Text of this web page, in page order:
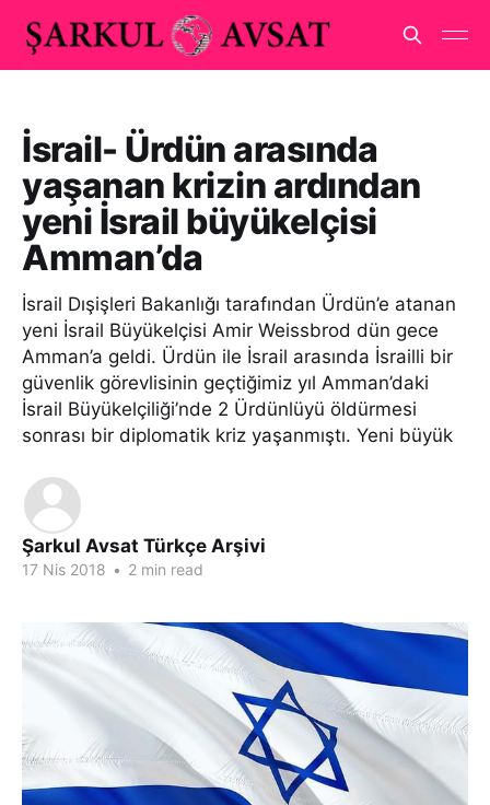
İsrail- Ürdün arasında
yaşanan krizin ardından
yeni İsrail büyükelçisi
Amman’da
İsrail Dışişleri Bakanlığı tarafından Ürdün’e atanan
yeni İsrail Büyükelçisi Amir Weissbrod dün gece
Amman’a geldi. Ürdün ile İsrail arasında İsrailli bir
güvenlik görevlisinin geçtiğimiz yıl Amman’daki
İsrail Büyükelçiliği’nde 2 Ürdünlüyü öldürmesi
sonrası bir diplomatik kriz yaşanmıştı. Yeni büyük
Şarkul Avsat Türkçe Arşivi
17 Nis 2018 • 2 min read